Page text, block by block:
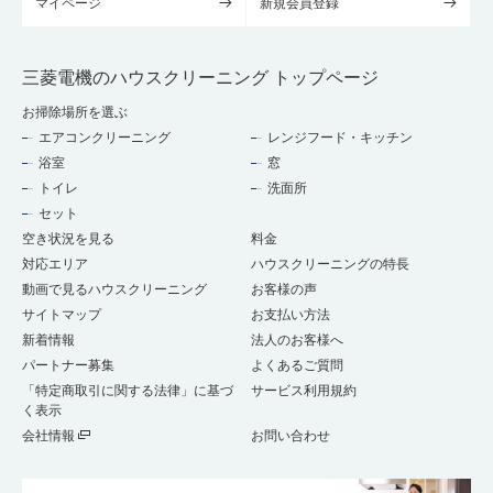
マイページ 新規会員登録
三菱電機のハウスクリーニング トップページ
お掃除場所を選ぶ
エアコンクリーニング
レンジフード・キッチン
浴室
窓
トイレ
洗面所
セット
空き状況を見る
料金
対応エリア
ハウスクリーニングの特長
動画で見るハウスクリーニング
お客様の声
サイトマップ
お支払い方法
新着情報
法人のお客様へ
パートナー募集
よくあるご質問
「特定商取引に関する法律」に基づ
く表示
サービス利用規約
会社情報 お問い合わせ